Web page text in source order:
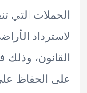
التي تنفذها
الأراضي
وذلك في
على موارد